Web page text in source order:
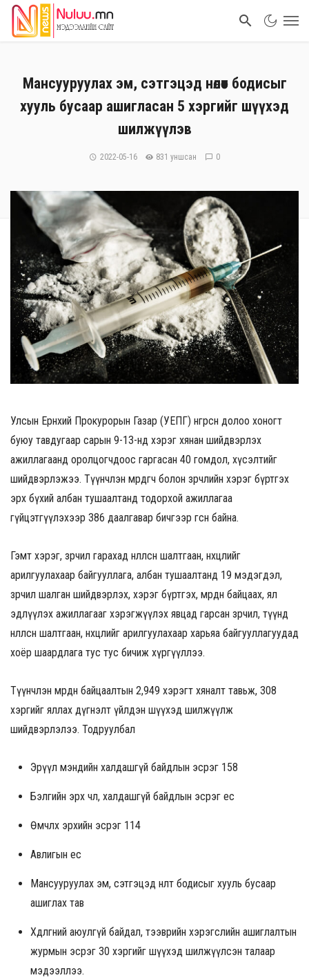
Мансууруулах эм, сэтгэцэд нөлөөт бодисыг
хууль бусаар ашигласан 5 хэргийг шүүхэд
шилжүүлэв
2022-05-16 831 уншсан 0
Улсын Ерөнхий Прокурорын Газар (УЕПГ) өнгөрсөн долоо хоногт
буюу тавдугаар сарын 9-13-нд хэрэг хянан шийдвэрлэх
ажиллагаанд оролцогчдоос гаргасан 40 гомдол, хүсэлтийг
шийдвэрлэжээ. Түүнчлэн мөрдөгч болон зөрчлийн хэрэг бүртгэх
эрх бүхий албан тушаалтанд тодорхой ажиллагаа
гүйцэтгүүлэхээр 386 даалгавар бичгээр өгсөн байна.
Гэмт хэрэг, зөрчил гарахад нөлөөлсөн шалтгаан, нөхцөлийг
арилгуулахаар байгууллага, албан тушаалтанд 19 мэдэгдэл,
зөрчил шалган шийдвэрлэх, хэрэг бүртгэх, мөрдөн байцаах, ял
эдлүүлэх ажиллагааг хэрэгжүүлэх явцад гарсан зөрчил, түүнд
нөлөөлсөн шалтгаан, нөхцөлийг арилгуулахаар харьяа байгууллагуудад
хоёр шаардлага тус тус бичиж хүргүүллээ.
Түүнчлэн мөрдөн байцаалтын 2,949 хэрэгт хяналт тавьж, 308
хэргийг яллах дүгнэлт үйлдэн шүүхэд шилжүүлж
шийдвэрлэлээ. Тодруулбал
Эрүүл мэндийн халдашгүй байдлын эсрэг 158
Бэлгийн эрх чөлөө, халдашгүй байдлын эсрэг ес
Өмчлөх эрхийн эсрэг 114
Авлигын ес
Мансууруулах эм, сэтгэцэд нөлөөт бодисыг хууль бусаар
ашиглах тав
Хөдөлгөөний аюулгүй байдал, тээврийн хэрэгслийн ашиглалтын
журмын эсрэг 30 хэргийг шүүхэд шилжүүлсэн талаар
мэдээллээ.